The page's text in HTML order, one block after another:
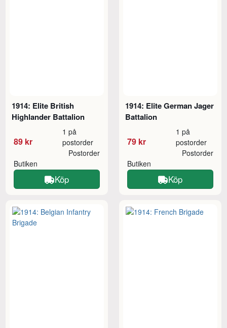
1914: Elite British
Highlander Battalion
89 kr
1 på
postorder
Butiken
Postorder
Köp
1914: Elite German Jager
Battalion
79 kr
1 på
postorder
Butiken
Postorder
Köp